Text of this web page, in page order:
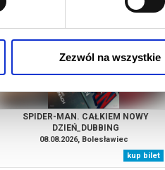
Zezwól na wszystkie
SPIDER-MAN. CAŁKIEM NOWY
DZIEŃ_DUBBING
08.08.2026, Bolesławiec
kup bilet